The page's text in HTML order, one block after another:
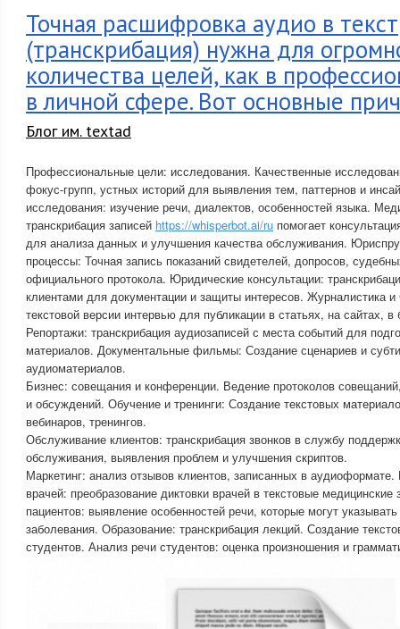
Точная расшифровка аудио в текст
(транскрибация) нужна для
количества целей, как в
в личной сфере. Вот основные
Блог им. textad
Профессиональные цели: исследования. Качественные
фокус-групп, устных историй для выявления тем, паттернов и
исследования: изучение речи, диалектов, особенностей языка.
транскрибация записей https://whisperbot.ai/ru помогает
для анализа данных и улучшения качества обслуживания.
процессы: Точная запись показаний свидетелей, допросов,
официального протокола. Юридические консультации:
клиентами для документации и защиты интересов. Журналистика
текстовой версии интервью для публикации в статьях, на сайтах, в
Репортажи: транскрибация аудиозаписей с места событий для
материалов. Документальные фильмы: Создание сценариев и
аудиоматериалов.
Бизнес: совещания и конференции. Ведение протоколов
и обсуждений. Обучение и тренинги: Создание текстовых
вебинаров, тренингов.
Обслуживание клиентов: транскрибация звонков в службу
обслуживания, выявления проблем и улучшения скриптов.
Маркетинг: анализ отзывов клиентов, записанных в
врачей: преобразование диктовки врачей в текстовые
пациентов: выявление особенностей речи, которые могут
заболевания. Образование: транскрибация лекций. Создание
студентов. Анализ речи студентов: оценка произношения и